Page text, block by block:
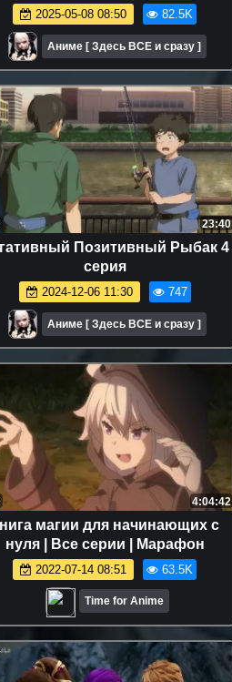
поэтому я решил спокойно
жить в глуши 2 сезон. Аниме.
2025-05-08 08:50 82.5K
Аниме [ Здесь ВСЕ и сразу ]
23:40
Позитивный Рыбак 4
серия
2024-12-06 11:30 747
Аниме [ Здесь ВСЕ и сразу ]
4:04:42
магии для начинающих с
нуля | Все серии | Марафон
2022-07-14 08:51 63.5K
Time for Anime